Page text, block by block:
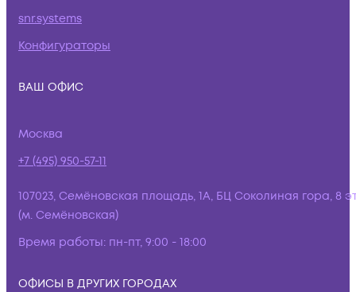
snr.systems
Конфигураторы
ВАШ ОФИС
Москва
+7 (495) 950-57-11
107023, Семёновская площадь, 1А, БЦ Соколиная гора, 8
(м. Семёновская)
Время работы: пн-пт, 9:00 - 18:00
ОФИСЫ В ДРУГИХ ГОРОДАХ